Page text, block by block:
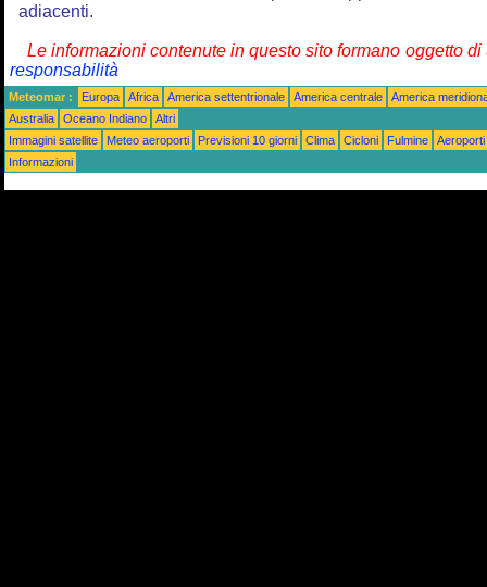
adiacenti.
Le informazioni contenute in questo sito formano oggetto
responsabilità
Meteomar : Europa Africa America settentrionale America centrale
America
Australia
Oceano Indiano
Altri
Immagini satellite
Meteo aeroporti Previsioni 10 giorni Clima Cicloni Fulmine
Aeroporti
Informazioni